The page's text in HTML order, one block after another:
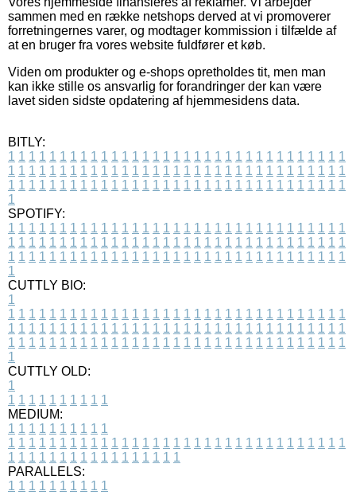
sammen med en række netshops derved at vi promoverer
forretningernes varer, og modtager kommission i tilfælde af
at en bruger fra vores website fuldfører et køb.
Viden om produkter og e-shops opretholdes tit, men man
kan ikke stille os ansvarlig for forandringer der kan være
lavet siden sidste opdatering af hjemmesidens data.
BITLY:
1 1 1 1 1 1 1 1 1 1 1 1 1 1 1 1 1 1 1 1 1 1 1 1 1 1 1 1 1 1 1 1 1
1 1 1 1 1 1 1 1 1 1 1 1 1 1 1 1 1 1 1 1 1 1 1 1 1 1 1 1 1 1 1 1 1
1 1 1 1 1 1 1 1 1 1 1 1 1 1 1 1 1 1 1 1 1 1 1 1 1 1 1 1 1 1 1 1 1
1
SPOTIFY:
1 1 1 1 1 1 1 1 1 1 1 1 1 1 1 1 1 1 1 1 1 1 1 1 1 1 1 1 1 1 1 1 1
1 1 1 1 1 1 1 1 1 1 1 1 1 1 1 1 1 1 1 1 1 1 1 1 1 1 1 1 1 1 1 1 1
1 1 1 1 1 1 1 1 1 1 1 1 1 1 1 1 1 1 1 1 1 1 1 1 1 1 1 1 1 1 1 1 1
1
CUTTLY BIO:
1
1 1 1 1 1 1 1 1 1 1 1 1 1 1 1 1 1 1 1 1 1 1 1 1 1 1 1 1 1 1 1 1 1
1 1 1 1 1 1 1 1 1 1 1 1 1 1 1 1 1 1 1 1 1 1 1 1 1 1 1 1 1 1 1 1 1
1 1 1 1 1 1 1 1 1 1 1 1 1 1 1 1 1 1 1 1 1 1 1 1 1 1 1 1 1 1 1 1 1
1
CUTTLY OLD:
1
1 1 1 1 1 1 1 1 1 1
MEDIUM:
1 1 1 1 1 1 1 1 1 1
1 1 1 1 1 1 1 1 1 1 1 1 1 1 1 1 1 1 1 1 1 1 1 1 1 1 1 1 1 1 1 1 1
1 1 1 1 1 1 1 1 1 1 1 1 1 1 1 1 1
PARALLELS:
1 1 1 1 1 1 1 1 1 1